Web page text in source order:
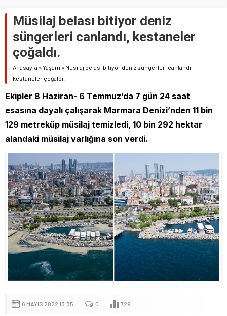
Müsilaj belası bitiyor deniz
süngerleri canlandı, kestaneler
çoğaldı.
Anasayfa »Yaşam » Müsilaj belası bitiyor deniz süngerleri canlandı,
kestaneler çoğaldı.
Ekipler 8 Haziran- 6 Temmuz’da 7 gün 24 saat
esasına dayalı çalışarak Marmara Denizi’nden 11 bin
129 metreküp müsilaj temizledi, 10 bin 292 hektar
alandaki müsilaj varlığına son verdi.
6 MAYIS 2022 13:35 0 729